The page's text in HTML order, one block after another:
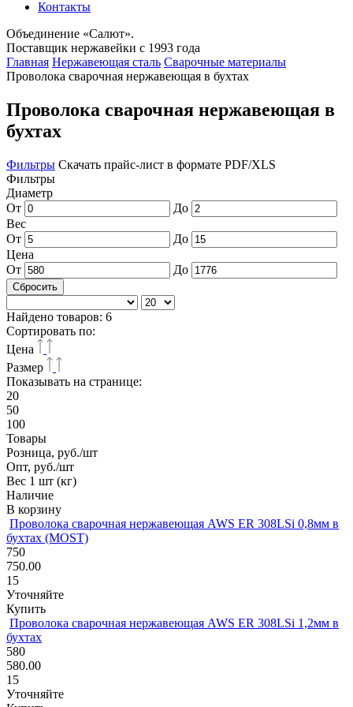
Контакты
Объединение «Салют».
Поставщик нержавейки с 1993 года
Главная Нержавеющая сталь Сварочные материалы
Проволока сварочная нержавеющая в бухтах
Проволока сварочная нержавеющая в
бухтах
Фильтры Скачать прайс-лист в формате PDF/XLS
Фильтры
Диаметр
От
До
Вес
От
До
Цена
От
До
Сбросить
Найдено товаров: 6
Сортировать по:
Цена
Размер
Показывать на странице:
20
50
100
Товары
Розница, руб./шт
Опт, руб./шт
Вес 1 шт (кг)
Наличие
В корзину
Проволока сварочная нержавеющая AWS ER 308LSi 0,8мм в
бухтах (MOST)
750
750.00
15
Уточняйте
Купить
Проволока сварочная нержавеющая AWS ER 308LSi 1,2мм в
бухтах
580
580.00
15
Уточняйте